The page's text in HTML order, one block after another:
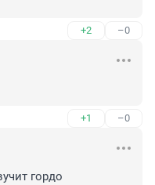
+2 –0
+1 –0
гордо